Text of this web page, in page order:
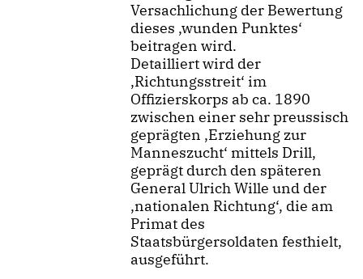
Versachlichung der Bewertung
dieses ‚wunden Punktes‘
beitragen wird.
Detailliert wird der
‚Richtungsstreit‘ im
Offizierskorps ab ca. 1890
zwischen einer sehr preussisch
geprägten ‚Erziehung zur
Manneszucht‘ mittels Drill,
geprägt durch den späteren
General Ulrich Wille und der
‚nationalen Richtung‘, die am
Primat des
Staatsbürgersoldaten festhielt,
ausgeführt.